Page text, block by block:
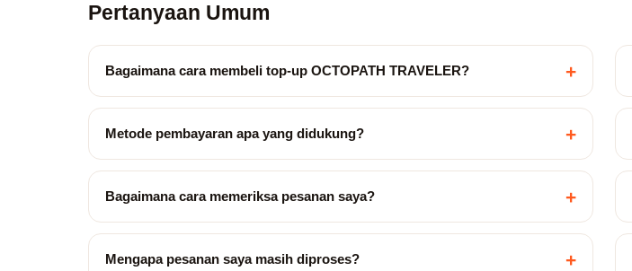
Pertanyaan Umum
Bagaimana cara membeli top-up OCTOPATH TRAVELER? +
Metode pembayaran apa yang didukung? +
Bagaimana cara memeriksa pesanan saya? +
Mengapa pesanan saya masih diproses? +